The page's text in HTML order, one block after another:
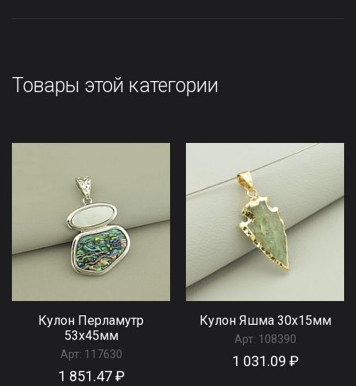
Товары этой категории
Кулон Перламутр
53x45мм
Арт: 117630
1 851.47 ₽
Кулон Яшма 30x15мм
Арт: 108390
1 031.09 ₽